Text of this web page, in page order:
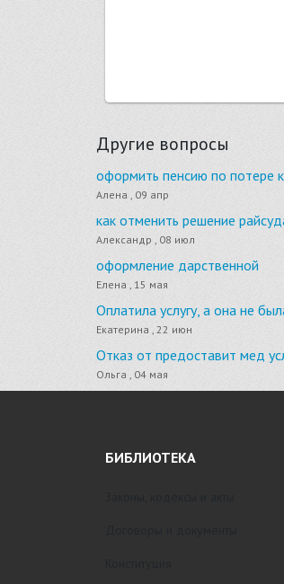
Другие вопросы
оформить пенсию по потере
Алена , 09 апр
как отменить решение
Александр , 08 июл
оформление дарственной
Елена , 15 мая
Оплатила услугу, а она не
Екатерина , 22 июн
Отказ от предоставит мед
Ольга , 04 мая
БИБЛИОТЕКА